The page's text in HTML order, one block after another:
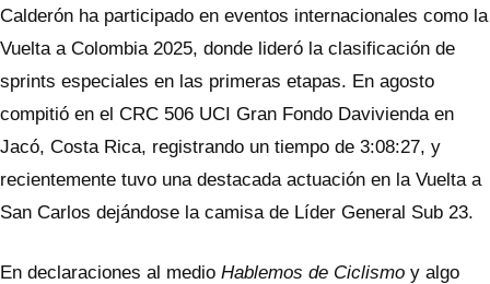
Calderón ha participado en eventos internacionales como la
Vuelta a Colombia 2025, donde lideró la clasificación de
sprints especiales en las primeras etapas. En agosto
compitió en el CRC 506 UCI Gran Fondo Davivienda en
Jacó, Costa Rica, registrando un tiempo de 3:08:27, y
recientemente tuvo una destacada actuación en la Vuelta a
San Carlos dejándose la camisa de Líder General Sub 23.
En declaraciones al medio Hablemos de Ciclismo y algo